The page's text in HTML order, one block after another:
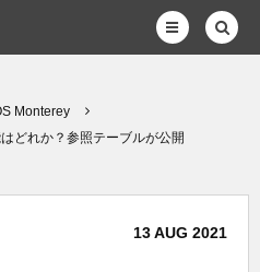
Monterey
どれか？参照テーブルが公開
13AUG 2021